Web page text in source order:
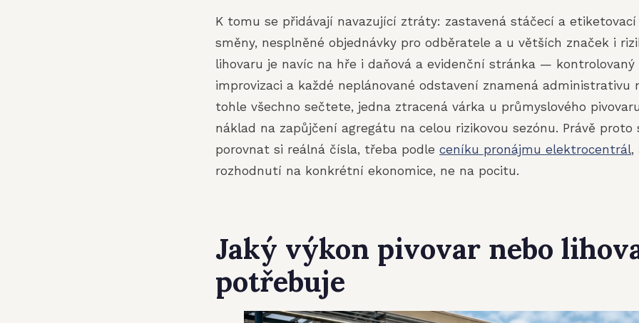
K tomu se přidávají navazující ztráty: zastavená stáčecí a
směny, nesplněné objednávky pro odběratele a u větších značek i
lihovaru je navíc na hře i daňová a evidenční stránka — kontrolovaný
improvizaci a každé neplánované odstavení znamená administrativu
tohle všechno sečtete, jedna ztracená várka u průmyslového
náklad na zapůjčení agregátu na celou rizikovou sezónu. Právě proto
porovnat si reálná čísla, třeba podle ceníku pronájmu elektrocentrál,
rozhodnutí na konkrétní ekonomice, ne na pocitu.
Jaký výkon pivovar nebo
potřebuje